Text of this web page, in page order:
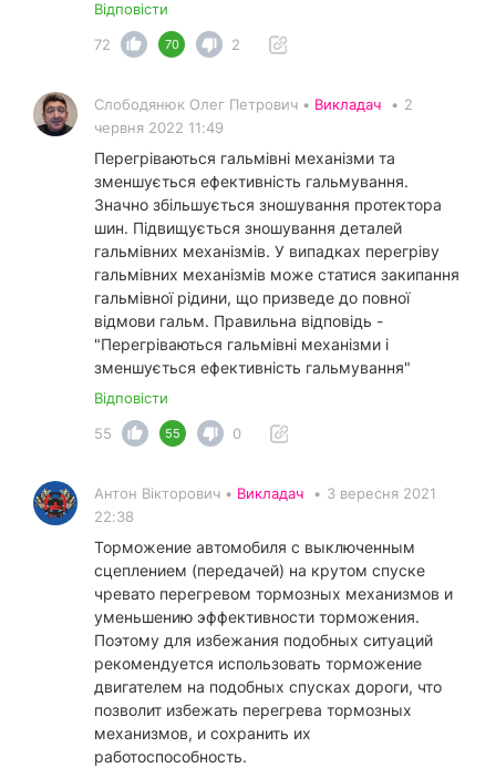
Відповісти
72
70 2
Слободянюк Олег Петрович • Викладач • 2
червня 2022 11:49
Перегріваються гальмівні механізми та
зменшується ефективність гальмування.
Значно збільшується зношування протектора
шин. Підвищується зношування деталей
гальмівних механізмів. У випадках перегріву
гальмівних механізмів може статися закипання
гальмівної рідини, що призведе до повної
відмови гальм. Правильна відповідь -
"Перегріваються гальмівні механізми і
зменшується ефективність гальмування"
Відповісти
55
55 0
Антон Вікторович • Викладач • 3 вересня 2021
22:38
Торможение автомобиля с выключенным
сцеплением (передачей) на крутом спуске
чревато перегревом тормозных механизмов и
уменьшению эффективности торможения.
Поэтому для избежания подобных ситуаций
рекомендуется использовать торможение
двигателем на подобных спусках дороги, что
позволит избежать перегрева тормозных
механизмов, и сохранить их
работоспособность.